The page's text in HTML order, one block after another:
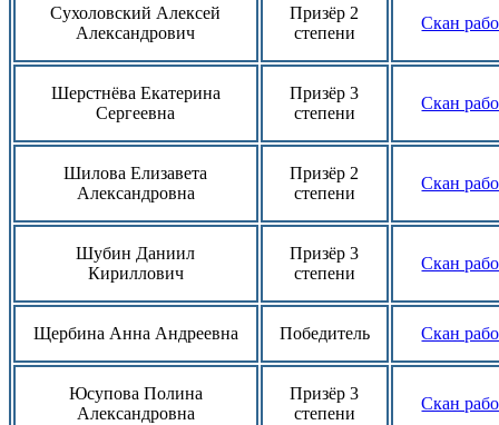
Сухоловский Алексей
Александрович
Призёр 2
степени
Скан
Шерстнёва Екатерина
Сергеевна
Призёр 3
степени
Скан
Шилова Елизавета
Александровна
Призёр 2
степени
Скан
Шубин Даниил
Кириллович
Призёр 3
степени
Скан
Щербина Анна Андреевна Победитель Скан
Юсупова Полина
Александровна
Призёр 3
степени
Скан